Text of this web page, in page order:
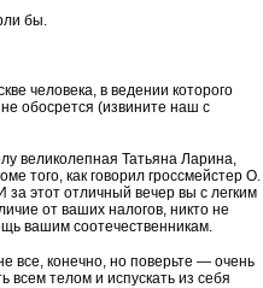
бы.
человека, в ведении которого
обосрется (извините наш с
великолепная Татьяна Ларина,
того, как говорил гроссмейстер О.
этот отличный вечер вы с легким
от ваших налогов, никто не
вашим соотечественникам.
все, конечно, но поверьте — очень
всем телом и испускать из себя